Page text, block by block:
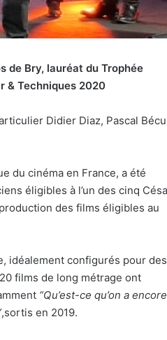
de Bry, lauréat du Trophée
& Techniques 2020
Didier Diaz, Pascal Bécu
du cinéma en France, a été
éligibles à l’un des cinq
des films éligibles au
idéalement configurés pour des
films de long métrage ont
“Qu’est-ce qu’on a encore
,sortis en 2019.